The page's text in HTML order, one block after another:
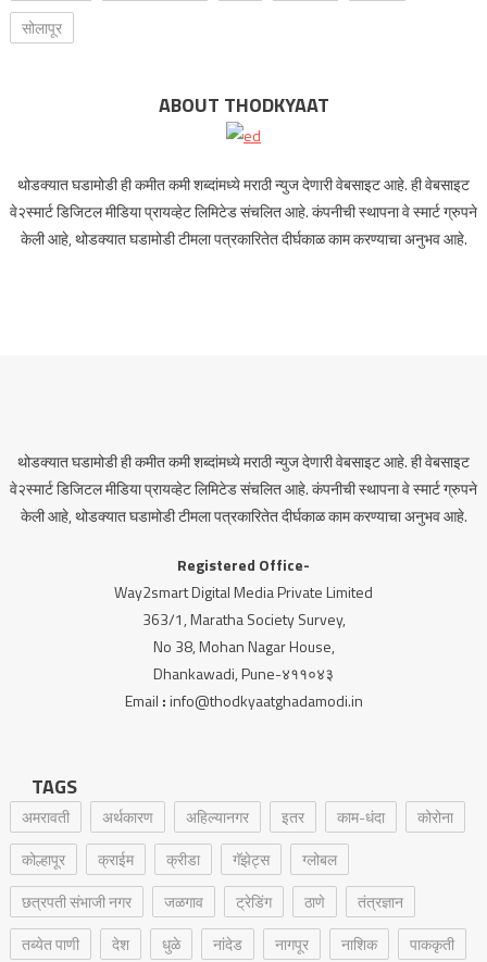
सोलापूर
ABOUT THODKYAAT
थोडक्यात घडामोडी ही कमीत कमी शब्दांमध्ये मराठी न्युज देणारी वेबसाइट आहे. ही वेबसाइट
वे२स्मार्ट डिजिटल मीडिया प्रायव्हेट लिमिटेड संचलित आहे. कंपनीची स्थापना वे स्मार्ट ग्रुपने
केली आहे, थोडक्यात घडामोडी टीमला पत्रकारितेत दीर्घकाळ काम करण्याचा अनुभव आहे.
थोडक्यात घडामोडी ही कमीत कमी शब्दांमध्ये मराठी न्युज देणारी वेबसाइट आहे. ही वेबसाइट
वे२स्मार्ट डिजिटल मीडिया प्रायव्हेट लिमिटेड संचलित आहे. कंपनीची स्थापना वे स्मार्ट ग्रुपने
केली आहे, थोडक्यात घडामोडी टीमला पत्रकारितेत दीर्घकाळ काम करण्याचा अनुभव आहे.
Registered Office-
Way2smart Digital Media Private Limited
363/1, Maratha Society Survey,
No 38, Mohan Nagar House,
Dhankawadi, Pune-४११०४३
Email :info@thodkyaatghadamodi.in
TAGS
अमरावती अर्थकारण अहिल्यानगर इतर काम-धंदा
कोरोना
कोल्हापूर
क्राईम क्रीडा गॅझेट्स
ग्लोबल
छत्रपती संभाजी नगर
जळगाव ट्रेडिंग ठाणे
तंत्रज्ञान
तब्येत पाणी
देश धुळे नांदेड नागपूर नाशिक
पाककृती